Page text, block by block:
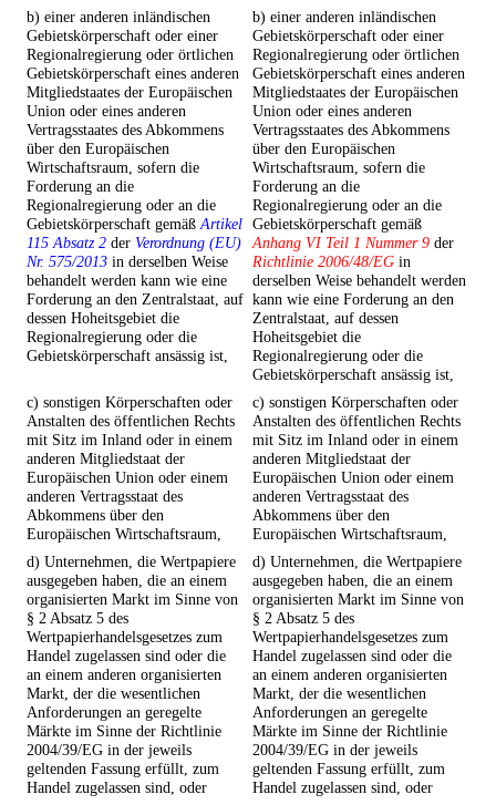
b) einer anderen inländischen
Gebietskörperschaft oder einer
Regionalregierung oder örtlichen
Gebietskörperschaft eines anderen
Mitgliedstaates der Europäischen
Union oder eines anderen
Vertragsstaates des Abkommens
über den Europäischen
Wirtschaftsraum, sofern die
Forderung an die
Regionalregierung oder an die
Gebietskörperschaft gemäßArtikel
115 Absatz 2 der Verordnung (EU)
Nr. 575/2013 in derselben Weise
behandelt werden kann wie eine
Forderung an den Zentralstaat, auf
dessen Hoheitsgebiet die
Regionalregierung oder die
Gebietskörperschaft ansässig ist,
b) einer anderen inländischen
Gebietskörperschaft oder einer
Regionalregierung oder örtlichen
Gebietskörperschaft eines anderen
Mitgliedstaates der Europäischen
Union oder eines anderen
Vertragsstaates des Abkommens
über den Europäischen
Wirtschaftsraum, sofern die
Forderung an die
Regionalregierung oder an die
Gebietskörperschaft gemäß
Anhang VI Teil 1 Nummer 9 der
Richtlinie 2006/48/EG in
derselben Weise behandelt werden
kann wie eine Forderung an den
Zentralstaat, auf dessen
Hoheitsgebiet die
Regionalregierung oder die
Gebietskörperschaft ansässig ist,
c) sonstigen Körperschaften oder
Anstalten des öffentlichen Rechts
mit Sitz im Inland oder in einem
anderen Mitgliedstaat der
Europäischen Union oder einem
anderen Vertragsstaat des
Abkommens über den
Europäischen Wirtschaftsraum,
c) sonstigen Körperschaften oder
Anstalten des öffentlichen Rechts
mit Sitz im Inland oder in einem
anderen Mitgliedstaat der
Europäischen Union oder einem
anderen Vertragsstaat des
Abkommens über den
Europäischen Wirtschaftsraum,
d) Unternehmen, die Wertpapiere
ausgegeben haben, die an einem
organisierten Markt im Sinne von
§ 2 Absatz 5 des
Wertpapierhandelsgesetzes zum
Handel zugelassen sind oder die
an einem anderen organisierten
Markt, der die wesentlichen
Anforderungen an geregelte
Märkte im Sinne der Richtlinie
2004/39/EG in der jeweils
geltenden Fassung erfüllt, zum
Handel zugelassen sind, oder
d) Unternehmen, die Wertpapiere
ausgegeben haben, die an einem
organisierten Markt im Sinne von
§ 2 Absatz 5 des
Wertpapierhandelsgesetzes zum
Handel zugelassen sind oder die
an einem anderen organisierten
Markt, der die wesentlichen
Anforderungen an geregelte
Märkte im Sinne der Richtlinie
2004/39/EG in der jeweils
geltenden Fassung erfüllt, zum
Handel zugelassen sind, oder